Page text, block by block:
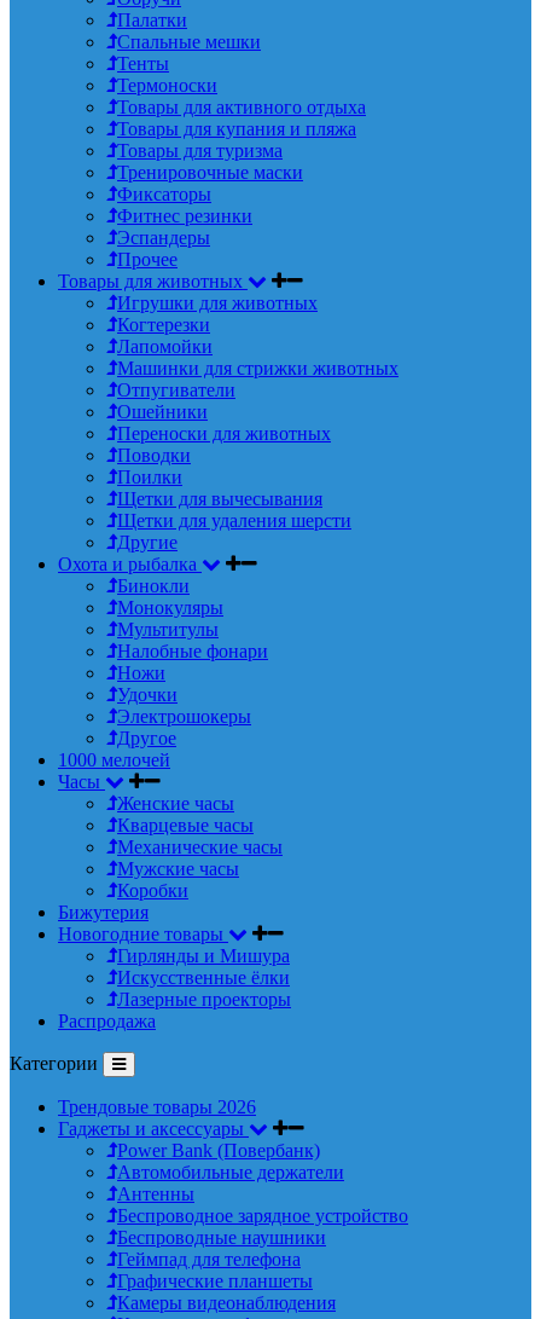
Палатки
Спальные мешки
Тенты
Термоноски
Товары для активного отдыха
Товары для купания и пляжа
Товары для туризма
Тренировочные маски
Фиксаторы
Фитнес резинки
Эспандеры
Прочее
Товары для животных
Игрушки для животных
Когтерезки
Лапомойки
Машинки для стрижки животных
Отпугиватели
Ошейники
Переноски для животных
Поводки
Поилки
Щетки для вычесывания
Щетки для удаления шерсти
Другие
Охота и рыбалка
Бинокли
Монокуляры
Мультитулы
Налобные фонари
Ножи
Удочки
Электрошокеры
Другое
1000 мелочей
Часы
Женские часы
Кварцевые часы
Механические часы
Мужские часы
Коробки
Бижутерия
Новогодние товары
Гирлянды и Мишура
Искусственные ёлки
Лазерные проекторы
Распродажа
Категории
Трендовые товары 2026
Гаджеты и аксессуары
Power Bank (Повербанк)
Автомобильные держатели
Антенны
Беспроводное зарядное устройство
Беспроводные наушники
Геймпад для телефона
Графические планшеты
Камеры видеонаблюдения